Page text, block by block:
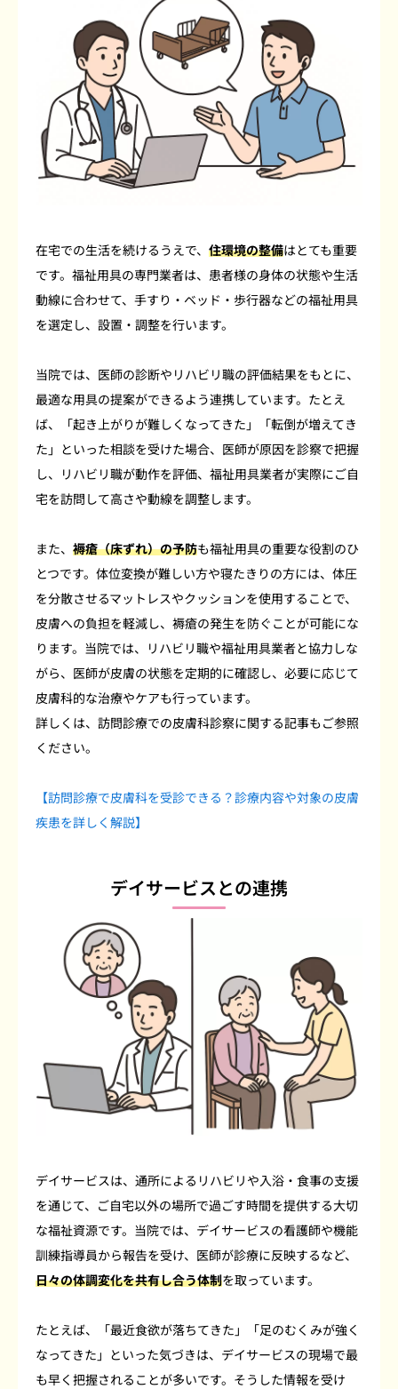
在宅での生活を続けるうえで、 住環境の整備はとても重要
です。福祉用具の専門業者は、患者様の身体の状態や生活
動線に合わせて、手すり・ベッド・歩行器などの福祉用具
を選定し、設置・調整を行います。
当院では、医師の診断やリハビリ職の評価結果をもとに、
最適な用具の提案ができるよう連携しています。たとえ
ば、「起き上がりが難しくなってきた」「転倒が増えてき
た」といった相談を受けた場合、医師が原因を診察で把握
し、リハビリ職が動作を評価、福祉用具業者が実際にご自
宅を訪問して高さや動線を調整します。
また、 褥瘡（床ずれ）の予防も福祉用具の重要な役割のひ
とつです。体位変換が難しい方や寝たきりの方には、体圧
を分散させるマットレスやクッションを使用することで、
皮膚への負担を軽減し、褥瘡の発生を防ぐことが可能にな
ります。当院では、リハビリ職や福祉用具業者と協力しな
がら、医師が皮膚の状態を定期的に確認し、必要に応じて
皮膚科的な治療やケアも行っています。
詳しくは、訪問診療での皮膚科診察に関する記事もご参照
ください。
【訪問診療で皮膚科を受診できる？診療内容や対象の皮膚
疾患を詳しく解説】
デイサービスとの連携
デイサービスは、通所によるリハビリや入浴・食事の支援
を通じて、ご自宅以外の場所で過ごす時間を提供する大切
な福祉資源です。当院では、デイサービスの看護師や機能
訓練指導員から報告を受け、医師が診療に反映するなど、
日々の体調変化を共有し合う体制を取っています。
たとえば、「最近食欲が落ちてきた」「足のむくみが強く
なってきた」といった気づきは、デイサービスの現場で最
も早く把握されることが多いです。そうした情報を受け